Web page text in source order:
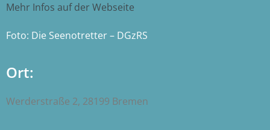
Mehr Infos auf der Webseite
Foto: Die Seenotretter – DGzRS
Ort:
Werderstraße 2, 28199 Bremen